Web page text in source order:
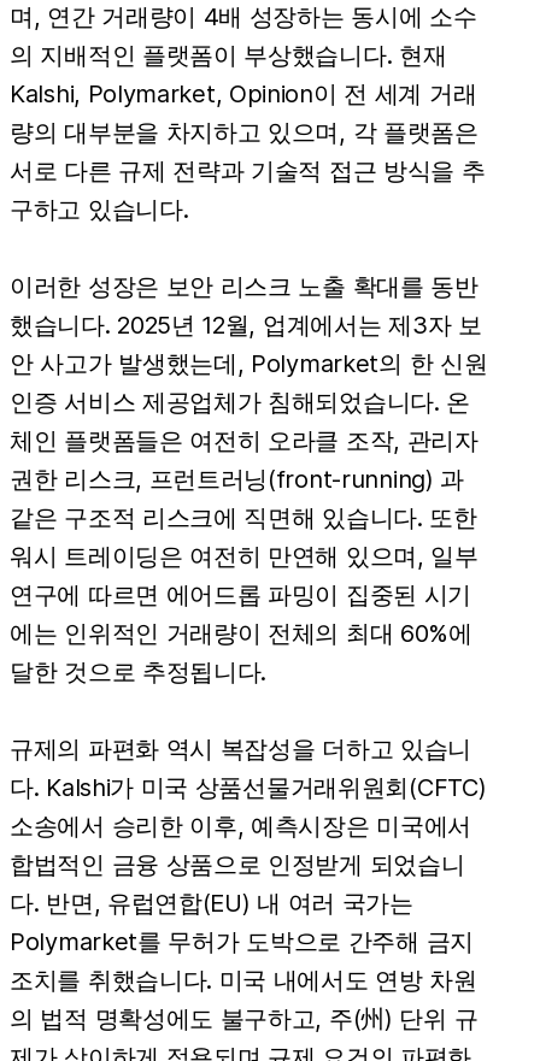
며, 연간 거래량이 4배 성장하는 동시에 소수
의 지배적인 플랫폼이 부상했습니다. 현재
Kalshi, Polymarket, Opinion이 전 세계 거래
량의 대부분을 차지하고 있으며, 각 플랫폼은
서로 다른 규제 전략과 기술적 접근 방식을 추
구하고 있습니다.
이러한 성장은 보안 리스크 노출 확대를 동반
했습니다. 2025년 12월, 업계에서는 제3자 보
안 사고가 발생했는데, Polymarket의 한 신원
인증 서비스 제공업체가 침해되었습니다. 온
체인 플랫폼들은 여전히 오라클 조작, 관리자
권한 리스크, 프런트러닝(front-running) 과
같은 구조적 리스크에 직면해 있습니다. 또한
워시 트레이딩은 여전히 만연해 있으며, 일부
연구에 따르면 에어드롭 파밍이 집중된 시기
에는 인위적인 거래량이 전체의 최대 60%에
달한 것으로 추정됩니다.
규제의 파편화 역시 복잡성을 더하고 있습니
다. Kalshi가 미국 상품선물거래위원회(CFTC)
소송에서 승리한 이후, 예측시장은 미국에서
합법적인 금융 상품으로 인정받게 되었습니
다. 반면, 유럽연합(EU) 내 여러 국가는
Polymarket를 무허가 도박으로 간주해 금지
조치를 취했습니다. 미국 내에서도 연방 차원
의 법적 명확성에도 불구하고, 주(州) 단위 규